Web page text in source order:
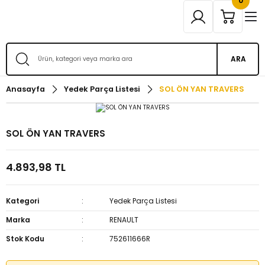
ARA
Anasayfa Yedek Parça Listesi SOL ÖN YAN TRAVERS
SOL ÖN YAN TRAVERS
4.893,98 TL
Kategori
Yedek Parça Listesi
Marka
RENAULT
Stok Kodu
752611666R